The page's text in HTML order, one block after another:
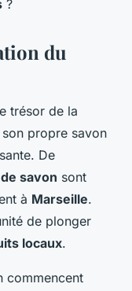
?
du
trésor de la
propre savon
De
savon sont
à Marseille.
de plonger
locaux.
commencent